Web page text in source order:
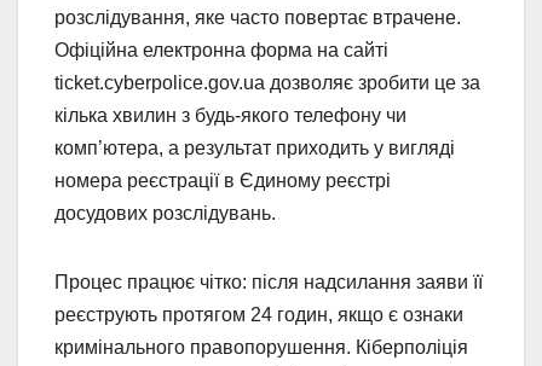
розслідування, яке часто повертає втрачене.
Офіційна електронна форма на сайті
ticket.cyberpolice.gov.ua дозволяє зробити це за
кілька хвилин з будь-якого телефону чи
комп’ютера, а результат приходить у вигляді
номера реєстрації в Єдиному реєстрі
досудових розслідувань.
Процес працює чітко: після надсилання заяви її
реєструють протягом 24 годин, якщо є ознаки
кримінального правопорушення. Кіберполіція